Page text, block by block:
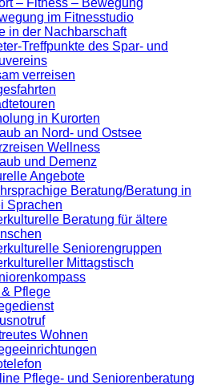
im Fitnesstudio
in der Nachbarschaft
Treffpunkte des Spar- und
verreisen
in Kurorten
an Nord- und Ostsee
Wellness
und Demenz
Angebote
Beratung/Beratung in
Sprachen
Beratung für ältere
Seniorengruppen
Mittagstisch
Pflege
Wohnen
Pflege- und Seniorenberatung